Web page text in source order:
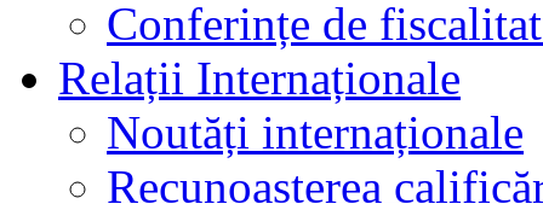
Conferințe de
Relații Internaționale
Noutăți internaționale
Recunoașterea